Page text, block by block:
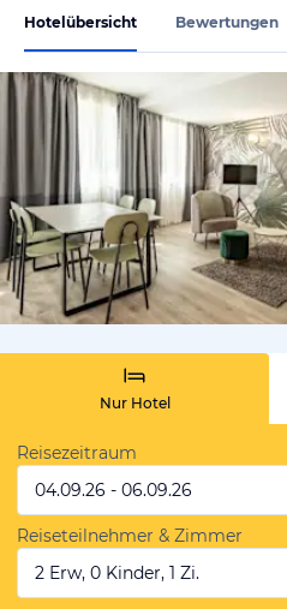
Hotelübersicht Bewertungen
Nur Hotel
Reisezeitraum
04.09.26 - 06.09.26
Reiseteilnehmer & Zimmer
2 Erw, 0 Kinder, 1 Zi.